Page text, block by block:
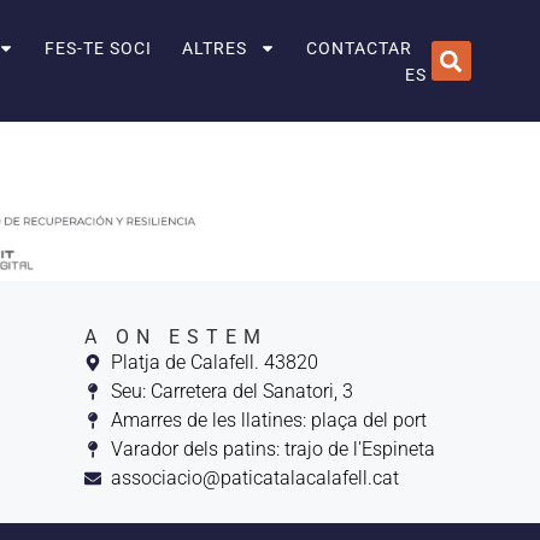
FES-TE SOCI ALTRES
CONTACTAR
ES
A ON ESTEM
Platja de Calafell. 43820
Seu: Carretera del Sanatori, 3
Amarres de les llatines: plaça del port
Varador dels patins: trajo de l'Espineta
associacio@paticatalacalafell.cat